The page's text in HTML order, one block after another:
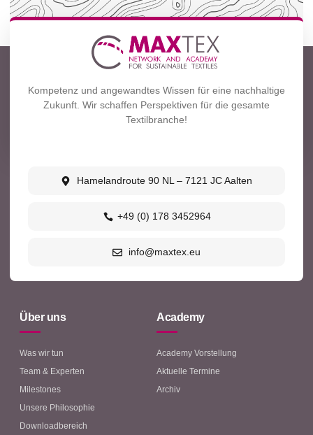
Kompetenz und angewandtes Wissen für eine nachhaltige
Zukunft. Wir schaffen Perspektiven für die gesamte
Textilbranche!
Hamelandroute 90 NL – 7121 JC Aalten
+49 (0) 178 3452964
info@maxtex.eu
Über uns
Was wir tun
Team & Experten
Milestones
Unsere Philosophie
Downloadbereich
Academy
Academy Vorstellung
Aktuelle Termine
Archiv